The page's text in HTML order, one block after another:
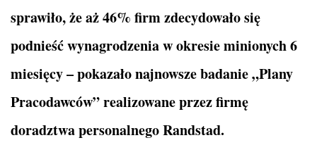
sprawiło, że aż 46% firm zdecydowało się
podnieść wynagrodzenia w okresie minionych 6
miesięcy – pokazało najnowsze badanie „Plany
Pracodawców” realizowane przez firmę
doradztwa personalnego Randstad.